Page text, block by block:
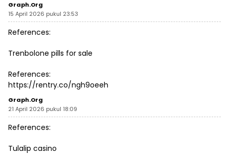
Graph.org
15 April 2026 pukul 23:53
References:
Trenbolone pills for sale
References:
https://rentry.co/ngh9oeeh
Graph.org
21 April 2026 pukul 18:09
References:
Tulalip casino